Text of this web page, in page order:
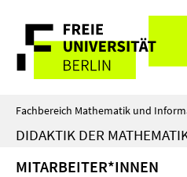
direkt
Inhalt
Service-
Navigation
Fachbereich Mathematik und
DIDAKTIK DER
MITARBEITER*INNEN